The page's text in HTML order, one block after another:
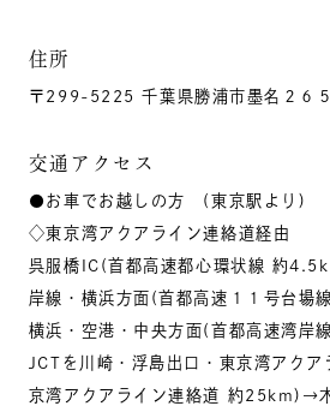
住所
〒299-5225 千葉県勝浦市墨名２６５
交通アクセス
●お車でお越しの方 (東京駅より)
◇東京湾アクアライン連絡道経由
呉服橋IC(首都高速都心環状線 約
岸線・横浜方面(首都高速１１号台
横浜・空港・中央方面(首都高速湾
JCTを川崎・浮島出口・東京湾アク
京湾アクアライン連絡道 約25km)→